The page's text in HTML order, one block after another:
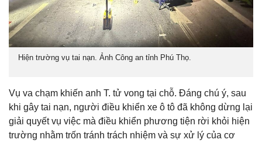
Hiện trường vụ tai nạn. Ảnh Công an tỉnh Phú Thọ.
Vụ va chạm khiến anh T. tử vong tại chỗ. Đáng chú ý, sau
khi gây tai nạn, người điều khiển xe ô tô đã không dừng lại
giải quyết vụ việc mà điều khiển phương tiện rời khỏi hiện
trường nhằm trốn tránh trách nhiệm và sự xử lý của cơ